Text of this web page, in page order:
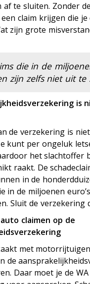
af te sluiten. Zonder
claim krijgen die
zijn grote
die in de
zijn zelfs niet uit te
is
de verzekering is
kunt per ongeluk
het slachtoffer
raakt. De
in de
in de miljoenen
Sluit de verzekering
claimen op de
met
de
Daar moet je de WA